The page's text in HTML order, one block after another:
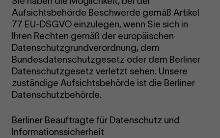
Aufsichtsbehörde Beschwerde gemäß Artikel
77 EU-DSGVO einzulegen, wenn Sie sich in
Ihren Rechten gemäß der europäischen
Datenschutzgrundverordnung, dem
Bundesdatenschutzgesetz oder dem Berliner
Datenschutzgesetz verletzt sehen. Unsere
zuständige Aufsichtsbehörde ist die Berliner
Datenschutzbehörde.
Berliner Beauftragte für Datenschutz und
Informationssicherheit